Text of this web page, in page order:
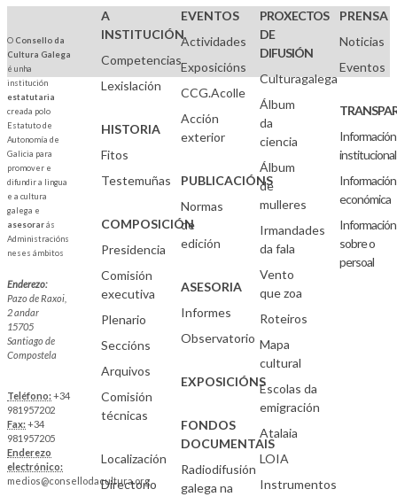
O Consello da
Cultura Galega
é unha
institución
estatutaria
creada polo
Estatuto de
Autonomía de
Galicia para
promover e
difundir a lingua
e a cultura
galega e
asesorarás
Administracións
neses ámbitos
Enderezo:
Pazo de Raxoi,
2 andar
15705
Santiago de
Compostela
Teléfono:+34
981957202
Fax:+34
981957205
Enderezo
electrónico:
medios@consellodacultura.org
A
INSTITUCIÓN
Competencias
Lexislación
HISTORIA
Fitos
Testemuñas
COMPOSICIÓN
Presidencia
Comisión
executiva
Plenario
Seccións
Arquivos
Comisión
técnicas
Localización
Directorio
EVENTOS
Actividades
Exposicións
CCG.Acolle
Acción
exterior
PUBLICACIÓNS
Normas
de
edición
ASESORIA
Informes
Observatorio
EXPOSICIÓNS
FONDOS
DOCUMENTAIS
Radiodifusión
galega na
PROXECTOS
DE
DIFUSIÓN
Culturagalega
Álbum
da
ciencia
Álbum
de
mulleres
Irmandades
da fala
Vento
que zoa
Roteiros
Mapa
cultural
Escolas da
emigración
Atalaia
LOIA
Instrumentos
PRENSA
Noticias
Eventos
Información
institucional
Información
económica
Información
sobre o
persoal